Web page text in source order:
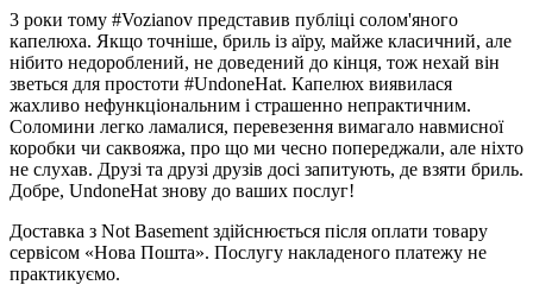
3 роки тому #Vozianov представив публіці солом'яного
капелюха. Якщо точніше, бриль із аїру, майже класичний, але
нібито недороблений, не доведений до кінця, тож нехай він
зветься для простоти #UndoneHat. Капелюх виявилася
жахливо нефункціональним і страшенно непрактичним.
Соломини легко ламалися, перевезення вимагало навмисної
коробки чи саквояжа, про що ми чесно попереджали, але ніхто
не слухав. Друзі та друзі друзів досі запитують, де взяти бриль.
Добре, UndoneHat знову до ваших послуг!
Доставка з Not Basement здійснюється після оплати товару
сервісом «Нова Пошта». Послугу накладеного платежу не
практикуємо.